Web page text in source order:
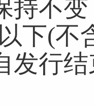
持不
下(不
发行